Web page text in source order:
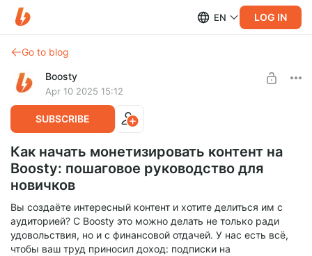
EN LOG IN
Go to blog
Boosty
Apr 10 2025 15:12
SUBSCRIBE
Как начать монетизировать контент на
Boosty: пошаговое руководство для
новичков
Вы создаёте интересный контент и хотите делиться им с
аудиторией? С Boosty это можно делать не только ради
удовольствия, но и с финансовой отдачей. У нас есть всё,
чтобы ваш труд приносил доход: подписки на